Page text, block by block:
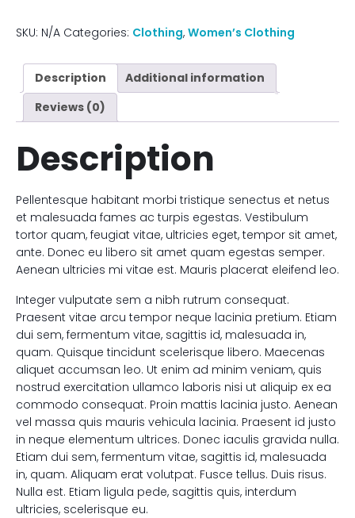
SKU: N/A Categories: Clothing, Women’s Clothing
Description
Additional information
Reviews (0)
Description
Pellentesque habitant morbi tristique senectus et netus
et malesuada fames ac turpis egestas. Vestibulum
tortor quam, feugiat vitae, ultricies eget, tempor sit amet,
ante. Donec eu libero sit amet quam egestas semper.
Aenean ultricies mi vitae est. Mauris placerat eleifend leo.
Integer vulputate sem a nibh rutrum consequat.
Praesent vitae arcu tempor neque lacinia pretium. Etiam
dui sem, fermentum vitae, sagittis id, malesuada in,
quam. Quisque tincidunt scelerisque libero. Maecenas
aliquet accumsan leo. Ut enim ad minim veniam, quis
nostrud exercitation ullamco laboris nisi ut aliquip ex ea
commodo consequat. Proin mattis lacinia justo. Aenean
vel massa quis mauris vehicula lacinia. Praesent id justo
in neque elementum ultrices. Donec iaculis gravida nulla.
Etiam dui sem, fermentum vitae, sagittis id, malesuada
in, quam. Aliquam erat volutpat. Fusce tellus. Duis risus.
Nulla est. Etiam ligula pede, sagittis quis, interdum
ultricies, scelerisque eu.